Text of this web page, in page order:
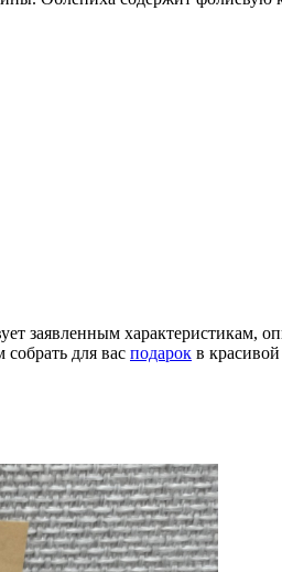
заявленным
для вас подарок в красивой